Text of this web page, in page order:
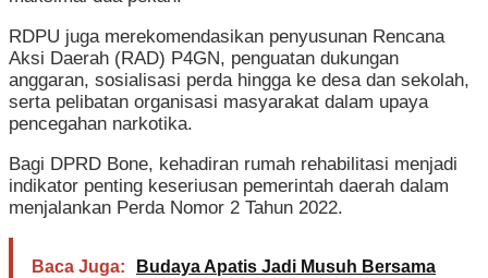
RDPU juga merekomendasikan penyusunan Rencana
Aksi Daerah (RAD) P4GN, penguatan dukungan
anggaran, sosialisasi perda hingga ke desa dan sekolah,
serta pelibatan organisasi masyarakat dalam upaya
pencegahan narkotika.
Bagi DPRD Bone, kehadiran rumah rehabilitasi menjadi
indikator penting keseriusan pemerintah daerah dalam
menjalankan Perda Nomor 2 Tahun 2022.
Baca Juga: Budaya Apatis Jadi Musuh Bersama